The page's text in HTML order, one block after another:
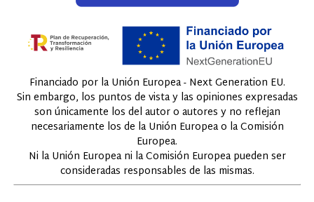
Financiado por la Unión Europea - Next Generation EU.
Sin embargo, los puntos de vista y las opiniones expresadas
son únicamente los del autor o autores y no reflejan
necesariamente los de la Unión Europea o la Comisión
Europea.
Ni la Unión Europea ni la Comisión Europea pueden ser
consideradas responsables de las mismas.